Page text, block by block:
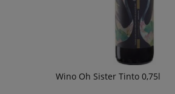
Wino Oh Sister Tinto 0,75l